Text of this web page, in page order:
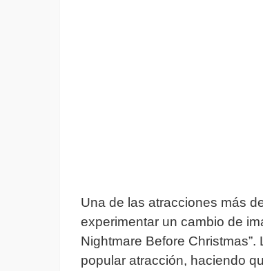
Una de las atracciones más
experimentar un cambio de
Nightmare Before
popular atracción, haciendo